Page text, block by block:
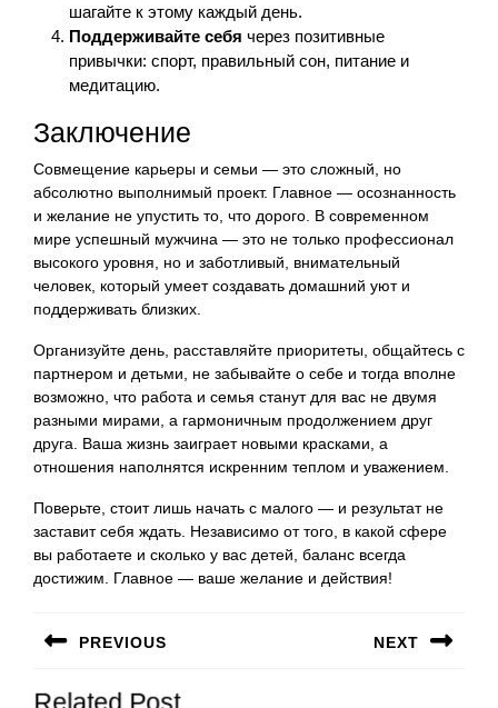
шагайте к этому каждый день.
Поддерживайте себя через позитивные
привычки: спорт, правильный сон, питание и
медитацию.
Заключение
Совмещение карьеры и семьи — это сложный, но
абсолютно выполнимый проект. Главное — осознанность
и желание не упустить то, что дорого. В современном
мире успешный мужчина — это не только профессионал
высокого уровня, но и заботливый, внимательный
человек, который умеет создавать домашний уют и
поддерживать близких.
Организуйте день, расставляйте приоритеты, общайтесь с
партнером и детьми, не забывайте о себе и тогда вполне
возможно, что работа и семья станут для вас не двумя
разными мирами, а гармоничным продолжением друг
друга. Ваша жизнь заиграет новыми красками, а
отношения наполнятся искренним теплом и уважением.
Поверьте, стоит лишь начать с малого — и результат не
заставит себя ждать. Независимо от того, в какой сфере
вы работаете и сколько у вас детей, баланс всегда
достижим. Главное — ваше желание и действия!
по
записям
PREVIOUS NEXT
Related Post